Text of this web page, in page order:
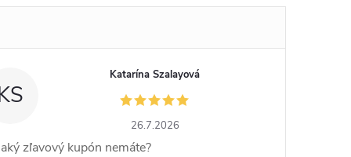
Katarína Szalayová
26.7.2026
zľavový kupón nemáte?